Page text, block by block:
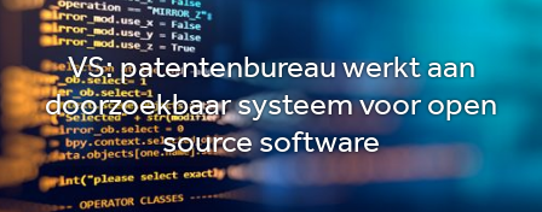
VS: patentenbureau werkt aan
doorzoekbaar systeem voor open
source software